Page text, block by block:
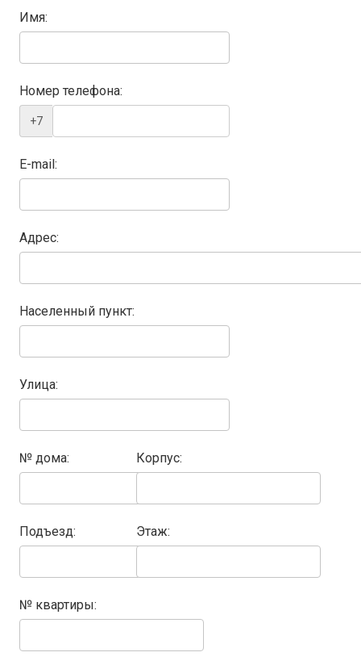
Имя:
Номер телефона:
+7
E-mail:
Адрес:
Населенный пункт:
Улица:
№ дома: Корпус:
Подъезд: Этаж:
№ квартиры: